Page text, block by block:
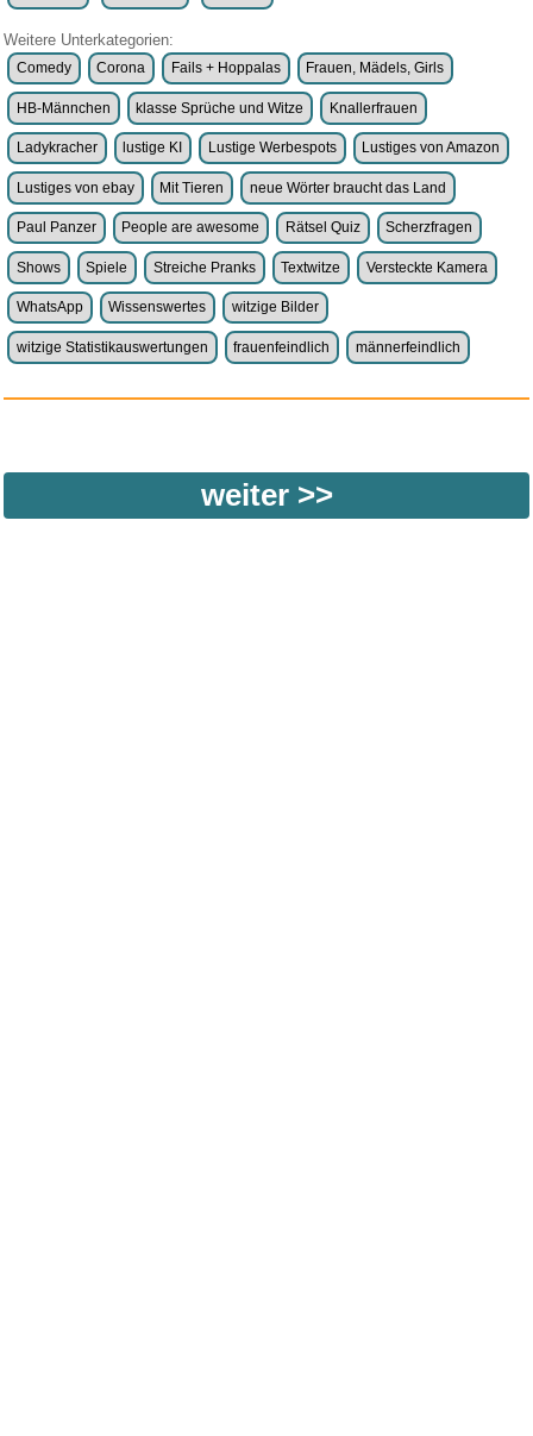
Weitere Unterkategorien:
Comedy Corona Fails + Hoppalas Frauen, Mädels, Girls
HB-Männchen klasse Sprüche und Witze Knallerfrauen
Ladykracher lustige KI Lustige Werbespots Lustiges von Amazon
Lustiges von ebay Mit Tieren neue Wörter braucht das Land
Paul Panzer People are awesome Rätsel Quiz Scherzfragen
Shows Spiele Streiche Pranks Textwitze Versteckte Kamera
WhatsApp Wissenswertes witzige Bilder
witzige Statistikauswertungen frauenfeindlich männerfeindlich
weiter >>